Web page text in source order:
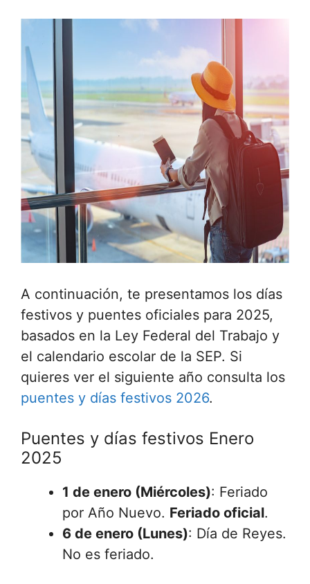
A continuación, te presentamos los días
festivos y puentes oficiales para 2025,
basados en la Ley Federal del Trabajo y
el calendario escolar de la SEP. Si
quieres ver el siguiente año consulta los
puentes y días festivos 2026.
Puentes y días festivos Enero
2025
1 de enero (Miércoles): Feriado
por Año Nuevo. Feriado oficial.
6 de enero (Lunes): Día de Reyes.
No es feriado.